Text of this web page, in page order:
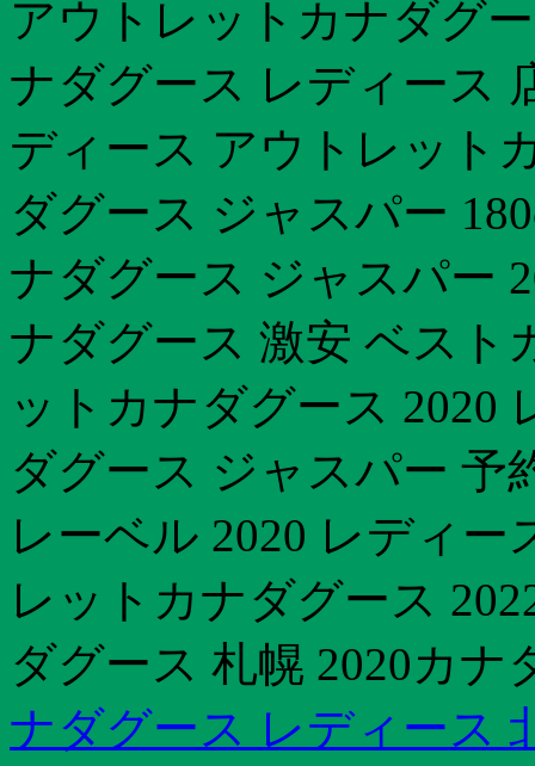
アウトレットカナダグ
ナダグース レディース
ディース アウトレット
ダグース ジャスパー
ナダグース ジャスパー
ナダグース 激安 ベスト
ットカナダグース 2020
ダグース ジャスパー 予
レーベル 2020 レディ
レットカナダグース
ダグース 札幌 2020カナ
ナダグース レディース